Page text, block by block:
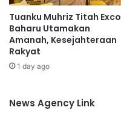
a
n
A
g
r
o
d
Tuanku Muhriz Titah Exco
Baharu Utamakan
Amanah, Kesejahteraan
Rakyat
1 day ago
News Agency Link